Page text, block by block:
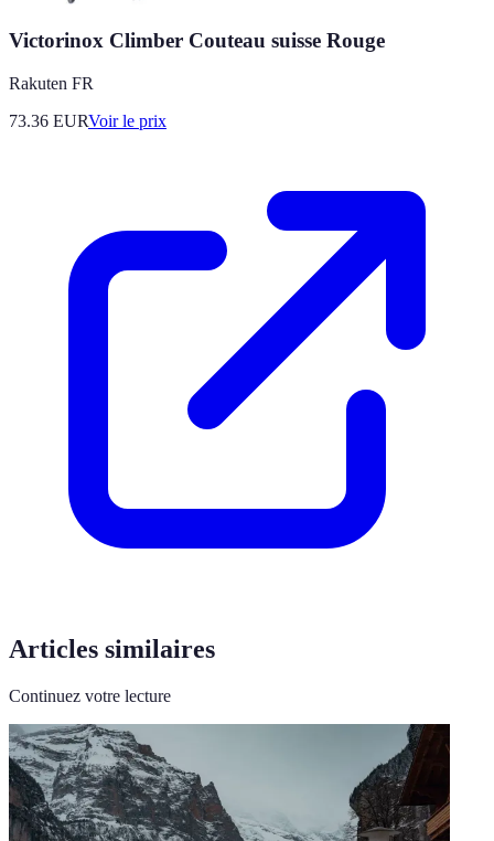
Victorinox Climber Couteau suisse Rouge
Rakuten FR
73.36 EURVoir le prix
Articles similaires
Continuez votre lecture